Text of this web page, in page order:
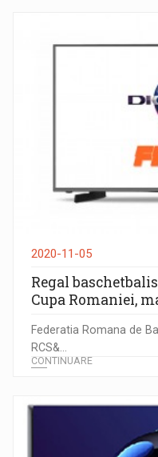
2020-11-05
Regal
Cupa Romaniei,
Federatia Romana de
RCS&...
CONTINUARE